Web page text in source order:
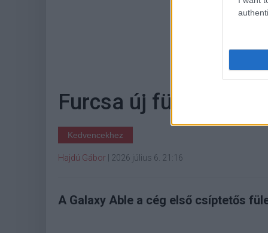
Furcsa új
Kedvencekhez
Hajdú Gábor 2026 július 6. 21:16
A Galaxy Able a cég első csíptetős